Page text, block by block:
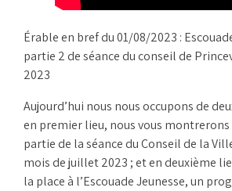
Érable en bref du 01/08/2023 :
partie 2 de séance du conseil de
2023
Aujourd’hui nous nous occupons de
en premier lieu, nous vous montrerons
partie de la séance du Conseil de la
mois de juillet 2023 ; et en deuxième
la place à l’Escouade Jeunesse, un